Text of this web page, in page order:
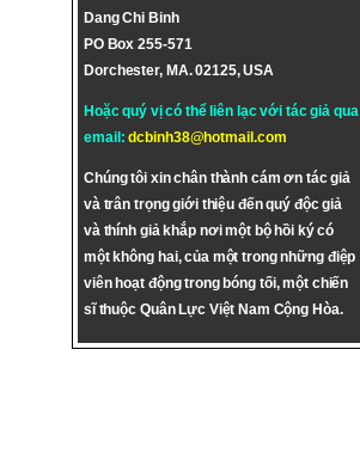
Dang Chi Binh
PO Box 255-571
Dorchester, MA. 02125, USA
Hoặc quý vị có thể liên lạc với tác giả qua
email:dcbinh38@hotmail.com
Chúng tôi xin chân thành cám ơn tác giả
và trân trọng giới thiệu đến quý độc giả
và thính giả khắp nơi một bộ hồi ký có
một không hai, của một trong những điệp
viên hoạt động trong bóng tối, một chiến
sĩ thuộc Quân Lực Việt Nam Cộng Hòa.